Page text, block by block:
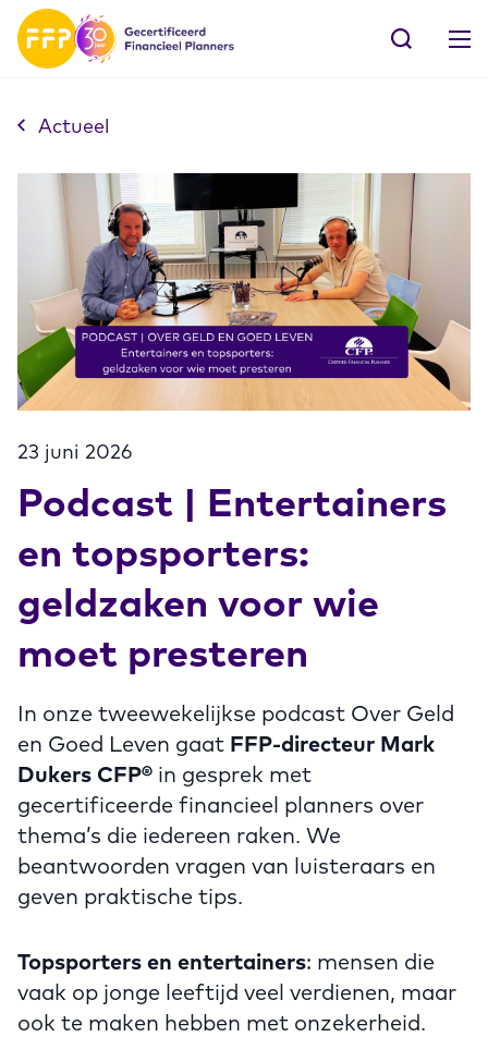
Actueel
23 juni 2026
Podcast | Entertainers
en topsporters:
geldzaken voor wie
moet presteren
In onze tweewekelijkse podcast Over Geld
en Goed Leven gaat FFP-directeur Mark
Dukers CFP® in gesprek met
gecertificeerde financieel planners over
thema’s die iedereen raken. We
beantwoorden vragen van luisteraars en
geven praktische tips.
Topsporters en entertainers: mensen die
vaak op jonge leeftijd veel verdienen, maar
ook te maken hebben met onzekerheid.